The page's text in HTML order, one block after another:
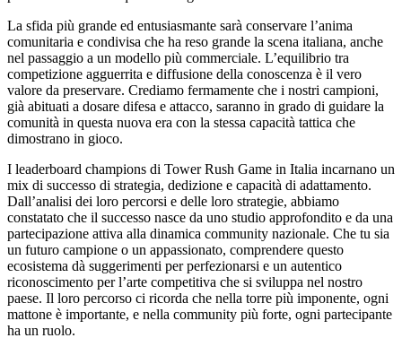
La sfida più grande ed entusiasmante sarà conservare l’anima
comunitaria e condivisa che ha reso grande la scena italiana, anche
nel passaggio a un modello più commerciale. L’equilibrio tra
competizione agguerrita e diffusione della conoscenza è il vero
valore da preservare. Crediamo fermamente che i nostri campioni,
già abituati a dosare difesa e attacco, saranno in grado di guidare la
comunità in questa nuova era con la stessa capacità tattica che
dimostrano in gioco.
I leaderboard champions di Tower Rush Game in Italia incarnano un
mix di successo di strategia, dedizione e capacità di adattamento.
Dall’analisi dei loro percorsi e delle loro strategie, abbiamo
constatato che il successo nasce da uno studio approfondito e da una
partecipazione attiva alla dinamica community nazionale. Che tu sia
un futuro campione o un appassionato, comprendere questo
ecosistema dà suggerimenti per perfezionarsi e un autentico
riconoscimento per l’arte competitiva che si sviluppa nel nostro
paese. Il loro percorso ci ricorda che nella torre più imponente, ogni
mattone è importante, e nella community più forte, ogni partecipante
ha un ruolo.